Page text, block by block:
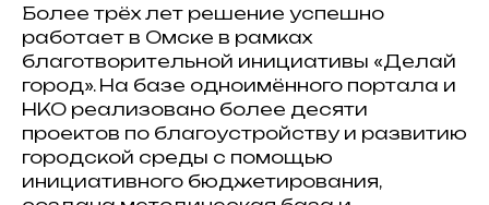
Более трёх лет решение успешно
работает в Омске в рамках
благотворительной инициативы «Делай
город». На базе одноимённого портала и
НКО реализовано более десяти
проектов по благоустройству и развитию
городской среды с помощью
инициативного бюджетирования,